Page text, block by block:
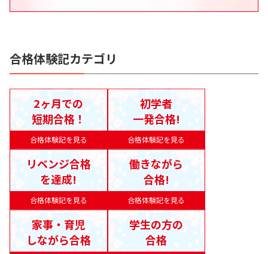
合格体験記カテゴリ
合格体験記を見る
2ヶ月での
短期合格！
合格体験記を見る
初学者
一発合格!
合格体験記を見る
リベンジ合格
を達成!
合格体験記を見る
働きながら
合格!
家事・育児
しながら合格
学生の方の
合格